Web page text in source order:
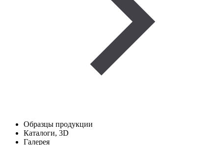
Образцы продукции
Каталоги, 3D
Галерея